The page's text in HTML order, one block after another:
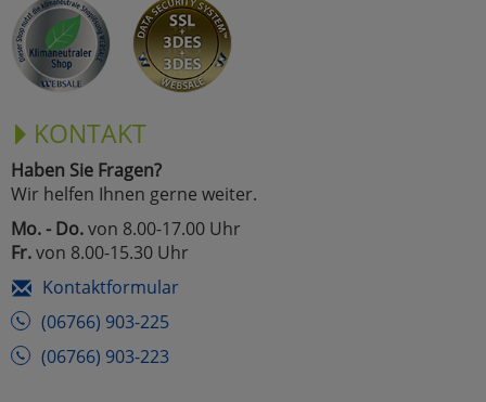
KONTAKT
Haben Sie Fragen?
Wir helfen Ihnen gerne weiter.
Mo. - Do.von 8.00-17.00 Uhr
Fr.von 8.00-15.30 Uhr
Kontaktformular
(06766) 903-225
(06766) 903-223
Marketing
Alle Akzeptieren
Cookies
Einstellungen speichern